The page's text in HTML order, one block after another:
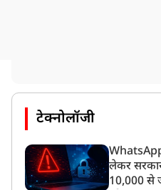
टेक्नोलॉजी
लेकर
10,000 से